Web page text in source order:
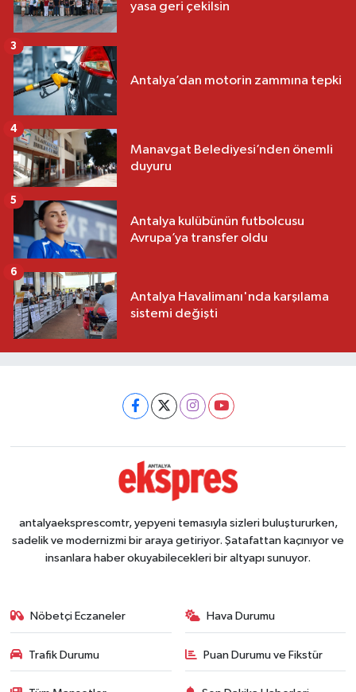
yasa geri çekilsin
Antalya’dan motorin zammına tepki
3
Manavgat Belediyesi’nden önemli
duyuru
4
Antalya kulübünün futbolcusu
Avrupa’ya transfer oldu
5
Antalya Havalimanı'nda karşılama
sistemi değişti
6
antalyaeksprescomtr, yepyeni temasıyla sizleri buluştururken,
sadelik ve modernizmi bir araya getiriyor. Şatafattan kaçınıyor ve
insanlara haber okuyabilecekleri bir altyapı sunuyor.
Nöbetçi Eczaneler Hava Durumu
Trafik Durumu Puan Durumu ve Fikstür